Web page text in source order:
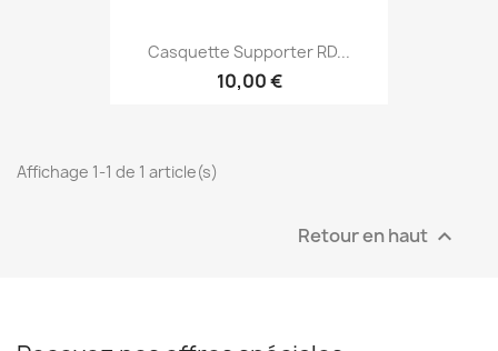
Casquette Supporter RD...
10,00 €
Affichage 1-1 de 1 article(s)
Retour en haut 